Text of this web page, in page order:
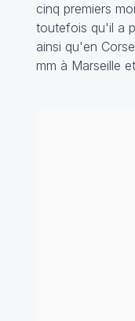
cinq premiers
toutefois qu'il a
ainsi qu'en
mm à Marseille